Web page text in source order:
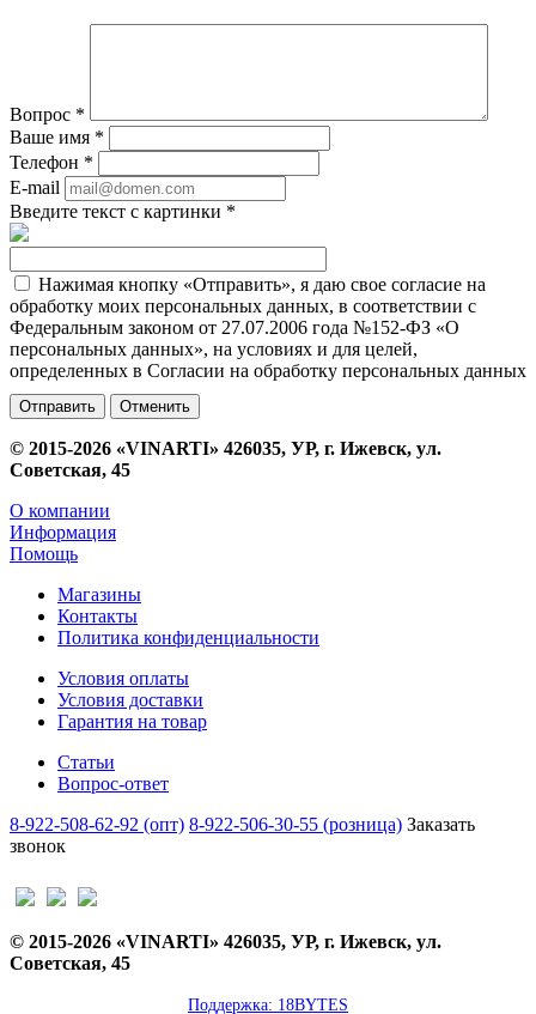
Вопрос *
Ваше имя *
Телефон *
E-mail
Введите текст с картинки *
Нажимая кнопку «Отправить», я даю свое согласие на
обработку моих персональных данных, в соответствии с
Федеральным законом от 27.07.2006 года №152-ФЗ «О
персональных данных», на условиях и для целей,
определенных в Согласии на обработку персональных данных
Отменить
© 2015-2026 «VINARTI» 426035, УР, г. Ижевск, ул.
Советская, 45
О компании
Информация
Помощь
Магазины
Контакты
Политика конфиденциальности
Условия оплаты
Условия доставки
Гарантия на товар
Статьи
Вопрос-ответ
8-922-508-62-92 (опт) 8-922-506-30-55 (розница) Заказать
звонок
© 2015-2026 «VINARTI» 426035, УР, г. Ижевск, ул.
Советская, 45
Поддержка: 18BYTES